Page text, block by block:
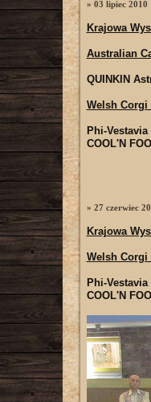
» 03 lipiec 2010
Krajowa
Australian
QUINKIN
Welsh Corgi
Phi-Vestavia
COOL'N
» 27 czerwiec
Krajowa
Welsh Corgi
Phi-Vestavia
COOL'N